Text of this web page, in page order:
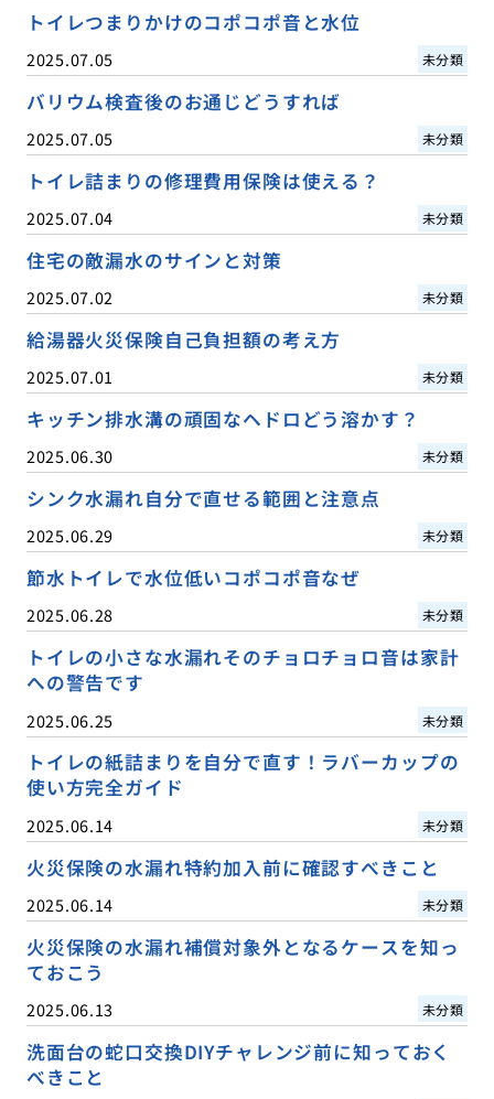
トイレつまりかけのコポコポ音と水位
2025.07.05 未分類
バリウム検査後のお通じどうすれば
2025.07.05 未分類
トイレ詰まりの修理費用保険は使える？
2025.07.04 未分類
住宅の敵漏水のサインと対策
2025.07.02 未分類
給湯器火災保険自己負担額の考え方
2025.07.01 未分類
キッチン排水溝の頑固なヘドロどう溶かす？
2025.06.30 未分類
シンク水漏れ自分で直せる範囲と注意点
2025.06.29 未分類
節水トイレで水位低いコポコポ音なぜ
2025.06.28 未分類
トイレの小さな水漏れそのチョロチョロ音は家計
への警告です
2025.06.25 未分類
トイレの紙詰まりを自分で直す！ラバーカップの
使い方完全ガイド
2025.06.14 未分類
火災保険の水漏れ特約加入前に確認すべきこと
2025.06.14 未分類
火災保険の水漏れ補償対象外となるケースを知っ
ておこう
2025.06.13 未分類
洗面台の蛇口交換DIYチャレンジ前に知っておく
べきこと